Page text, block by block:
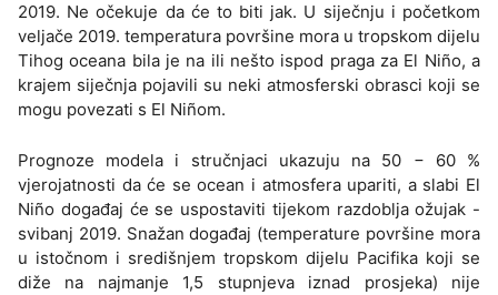
2019. Ne očekuje da će to biti jak. U siječnju i početkom
veljače 2019. temperatura površine mora u tropskom dijelu
Tihog oceana bila je na ili nešto ispod praga za El Niño, a
krajem siječnja pojavili su neki atmosferski obrasci koji se
mogu povezati s El Niñom.
Prognoze modela i stručnjaci ukazuju na 50 − 60 %
vjerojatnosti da će se ocean i atmosfera upariti, a slabi El
Niño događaj će se uspostaviti tijekom razdoblja ožujak -
svibanj 2019. Snažan događaj (temperature površine mora
u istočnom i središnjem tropskom dijelu Pacifika koji se
diže na najmanje 1,5 stupnjeva iznad prosjeka) nije